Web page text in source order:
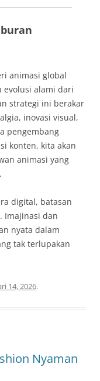
animasi global
evolusi alami dari
strategi ini berakar
inovasi visual,
pengembang
konten, kita akan
animasi yang
digital, batasan
Imajinasi dan
nyata dalam
tak terlupakan
14, 2026.
Nyaman